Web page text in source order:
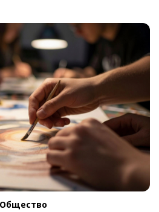
Общество